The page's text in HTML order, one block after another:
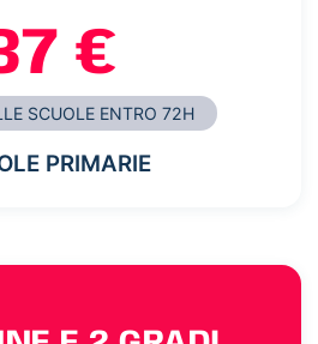
€
SCUOLE ENTRO 72H
PRIMARIE